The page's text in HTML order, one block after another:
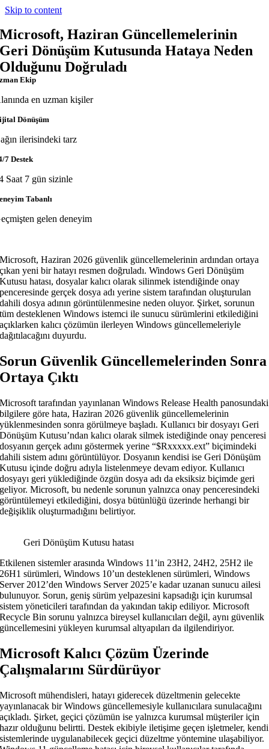
Skip to content
Microsoft, Haziran Güncellemelerinin
Geri Dönüşüm Kutusunda Hataya Neden
Olduğunu Doğruladı
Ekip
en uzman kişiler
Dönüşüm
ilerisindeki tarz
7 Destek
Saat 7 gün sizinle
Tabanlı
gelen deneyim
Microsoft, Haziran 2026 güvenlik güncellemelerinin ardından ortaya
çıkan yeni bir hatayı resmen doğruladı. Windows Geri Dönüşüm
Kutusu hatası, dosyalar kalıcı olarak silinmek istendiğinde onay
penceresinde gerçek dosya adı yerine sistem tarafından oluşturulan
dahili dosya adının görüntülenmesine neden oluyor. Şirket, sorunun
tüm desteklenen Windows istemci ile sunucu sürümlerini etkilediğini
açıklarken kalıcı çözümün ilerleyen Windows güncellemeleriyle
dağıtılacağını duyurdu.
Sorun Güvenlik Güncellemelerinden Sonra
Ortaya Çıktı
Microsoft tarafından yayınlanan Windows Release Health panosundaki
bilgilere göre hata, Haziran 2026 güvenlik güncellemelerinin
yüklenmesinden sonra görülmeye başladı. Kullanıcı bir dosyayı Geri
Dönüşüm Kutusu’ndan kalıcı olarak silmek istediğinde onay penceresi
dosyanın gerçek adını göstermek yerine “$Rxxxxx.ext” biçimindeki
dahili sistem adını görüntülüyor. Dosyanın kendisi ise Geri Dönüşüm
Kutusu içinde doğru adıyla listelenmeye devam ediyor. Kullanıcı
dosyayı geri yüklediğinde özgün dosya adı da eksiksiz biçimde geri
geliyor. Microsoft, bu nedenle sorunun yalnızca onay penceresindeki
görüntülemeyi etkilediğini, dosya bütünlüğü üzerinde herhangi bir
değişiklik oluşturmadığını belirtiyor.
Geri Dönüşüm Kutusu hatası
Etkilenen sistemler arasında Windows 11’in 23H2, 24H2, 25H2 ile
26H1 sürümleri, Windows 10’un desteklenen sürümleri, Windows
Server 2012’den Windows Server 2025’e kadar uzanan sunucu ailesi
bulunuyor. Sorun, geniş sürüm yelpazesini kapsadığı için kurumsal
sistem yöneticileri tarafından da yakından takip ediliyor. Microsoft
Recycle Bin sorunu yalnızca bireysel kullanıcıları değil, aynı güvenlik
güncellemesini yükleyen kurumsal altyapıları da ilgilendiriyor.
Microsoft Kalıcı Çözüm Üzerinde
Çalışmalarını Sürdürüyor
Microsoft mühendisleri, hatayı giderecek düzeltmenin gelecekte
yayınlanacak bir Windows güncellemesiyle kullanıcılara sunulacağını
açıkladı. Şirket, geçici çözümün ise yalnızca kurumsal müşteriler için
hazır olduğunu belirtti. Destek ekibiyle iletişime geçen işletmeler, kendi
sistemlerinde uygulanabilecek geçici düzeltme yöntemine ulaşabiliyor.